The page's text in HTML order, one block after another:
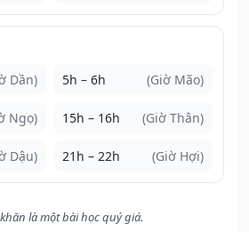
Dần) 5h – 6h (Giờ Mão)
Ngọ) 15h – 16h (Giờ Thân)
Dậu) 21h – 22h (Giờ Hợi)
là một bài học quý giá.